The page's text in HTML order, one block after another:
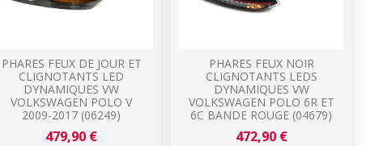
PHARES FEUX DE JOUR ET
CLIGNOTANTS LED
DYNAMIQUES VW
VOLKSWAGEN POLO V
2009-2017 (06249)
479,90 €
PHARES FEUX NOIR
CLIGNOTANTS LEDS
DYNAMIQUES VW
VOLKSWAGEN POLO 6R ET
6C BANDE ROUGE (04679)
472,90 €